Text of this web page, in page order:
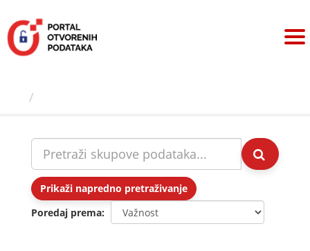
sadržaj
Prikaži napredno pretraživanje
Poredaj prema